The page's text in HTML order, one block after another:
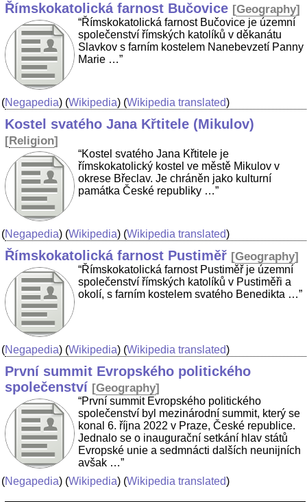
Římskokatolická farnost Bučovice [Geography]
“Římskokatolická farnost Bučovice je územní
společenství římských katolíků v děkanátu
Slavkov s farním kostelem Nanebevzetí Panny
Marie …”
(Negapedia) (Wikipedia) (Wikipedia translated)
Kostel svatého Jana Křtitele (Mikulov)
[Religion]
“Kostel svatého Jana Křtitele je
římskokatolický kostel ve městě Mikulov v
okrese Břeclav. Je chráněn jako kulturní
památka České republiky …”
(Negapedia) (Wikipedia) (Wikipedia translated)
Římskokatolická farnost Pustiměř [Geography]
“Římskokatolická farnost Pustiměř je územní
společenství římských katolíků v Pustiměři a
okolí, s farním kostelem svatého Benedikta …”
(Negapedia) (Wikipedia) (Wikipedia translated)
První summit Evropského politického
společenství [Geography]
“První summit Evropského politického
společenství byl mezinárodní summit, který se
konal 6. října 2022 v Praze, České republice.
Jednalo se o inaugurační setkání hlav států
Evropské unie a sedmnácti dalších neunijních
avšak …”
(Negapedia) (Wikipedia) (Wikipedia translated)